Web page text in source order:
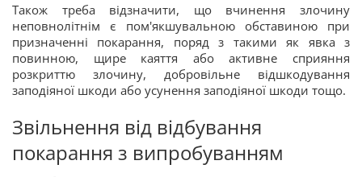
Також треба відзначити, що вчинення злочину
неповнолітнім є пом'якшувальною обставиною при
призначенні покарання, поряд з такими як явка з
повинною, щире каяття або активне сприяння
розкриттю злочину, добровільне відшкодування
заподіяної шкоди або усунення заподіяної шкоди тощо.
Звільнення від відбування
покарання з випробуванням